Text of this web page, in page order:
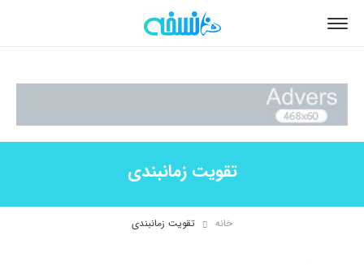
تقویت زمانبندی
خانه تقویت زمانبندی